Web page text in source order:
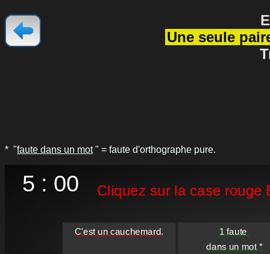
Une seule
* "faute dans un mot" = faute d'orthographe pure.
Cliquez sur la case rouge
5 : 00
C'est un cauchemard.
1 faute
dans un mot *